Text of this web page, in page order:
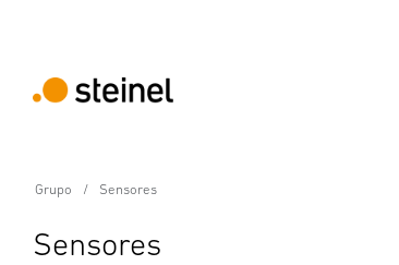
Grupo Sensores
Sensores